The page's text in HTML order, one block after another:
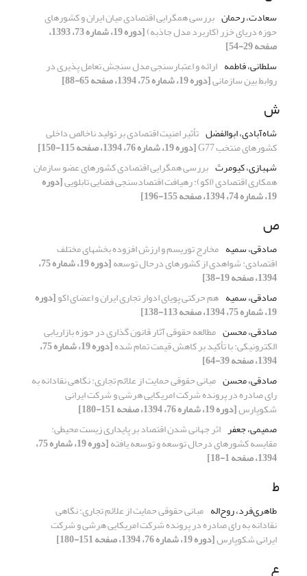
سعادت، رحمان بررسی همگرایی اقتصادی میان ایران و کشورهای
حوزه دریای خزر (کاربرد مدل جاذبه) [دوره 19، شماره 73، 1393،
صفحه 29-54]
سلطانی، فاطمه ارائه و اعتبارسنجی مدل سنجش تعامل پذیری در
روابط بین سازمانی[دوره 19، شماره 75، 1394، صفحه 65-88]
ش
شاه‌آبادی، ابوالفضل تأثیر امنیت اقتصادی بر تولید ناخالص داخلی
کشورهای منتخب G77
[دوره 19، شماره 76، 1394، صفحه 115-150]
شهبازی، کیومرث بررسی همگرایی اقتصادی کشورهای عضو سازمان
همکاری اقتصادی (اکو): رهیافت اقتصادسنجی فضایی تابلویی[دوره
19، شماره 74، 1394، صفحه 155-196]
ص
صادقی، سمیه مخارج توریسم و ارزش افزوده بخشهای مختلف
اقتصادی: شواهدی از کشورهای درحال توسعه [دوره 19، شماره 75،
1394، صفحه 19-38]
صادقی، سمیه هم حرکتی پویای ادوار تجاری ایران و اعضای اکو[دوره
19، شماره 75، 1394، صفحه 113-138]
صادقی، محسن مطالعه حقوقی آثار قانون گذاری در حوزه بازاریابی
الکترونیکی: با تأکید بر کاهش قیمت تمام شده [دوره 19، شماره 75،
1394، صفحه 39-64]
صادقی، محسن مبانی حقوقی حمایت از علائم تجاری: نگاهی نقادانه به
رای صادره در پرونده شرکت امریکایی هرشی و شرکت ایرانی
شکوپارس[دوره 19، شماره 76، 1394، صفحه 151-180]
صمیمی، جعفر اثر جهانی شدن اقتصاد بر پایداری زیست محیطی:
مقایسه کشورهای درحال توسعه و توسعه یافته [دوره 19، شماره 75،
1394، صفحه 1-18]
ط
طاهری‌فرد، روح‌اله مبانی حقوقی حمایت از علائم تجاری: نگاهی
نقادانه به رای صادره در پرونده شرکت امریکایی هرشی و شرکت
ایرانی شکوپارس[دوره 19، شماره 76، 1394، صفحه 151-180]
ع